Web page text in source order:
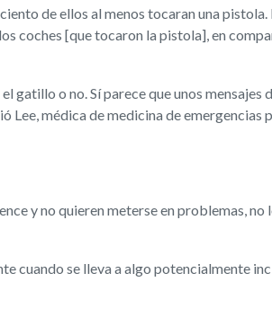
de ellos al menos tocaran una pistola.
coches [que tocaron la pistola], en
o no. Sí parece que unos mensajes
Lee, médica de medicina de emergencias
y no quieren meterse en problemas, no
cuando se lleva a algo potencialmente